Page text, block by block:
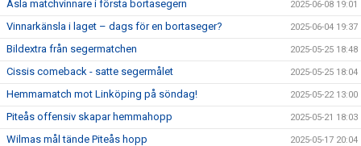
Àsla matchvinnare i första bortasegern 2025-06-08 19:01
Vinnarkänsla i laget – dags för en bortaseger? 2025-06-04 19:37
Bildextra från segermatchen 2025-05-25 18:48
Cissis comeback - satte segermålet 2025-05-25 18:04
Hemmamatch mot Linköping på söndag! 2025-05-22 13:00
Piteås offensiv skapar hemmahopp 2025-05-21 18:03
Wilmas mål tände Piteås hopp 2025-05-17 20:04